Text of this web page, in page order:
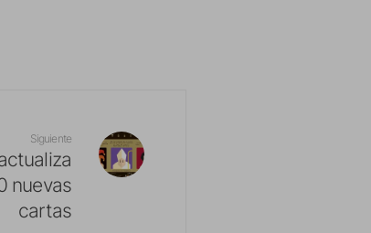
Siguiente
nuevas
cartas